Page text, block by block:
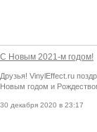
С Новым 2021-м годом!
Друзья! VinylEffect.ru
Новым годом и
30 декабря 2020 в 23:17